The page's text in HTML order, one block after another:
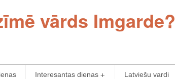
vārds Imgarde?
Interesantas dienas Latviešu vardi